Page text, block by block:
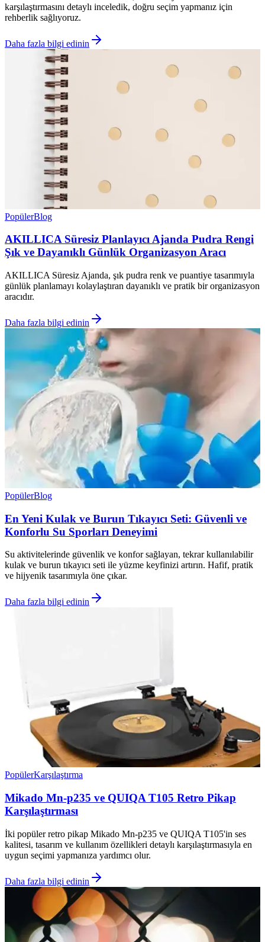
karşılaştırmasını detaylı inceledik, doğru seçim yapmanız için
rehberlik sağlıyoruz.
Daha fazla bilgi edinin
PopülerBlog
AKILLICA Süresiz Planlayıcı Ajanda Pudra Rengi
Şık ve Dayanıklı Günlük Organizasyon Aracı
AKILLICA Süresiz Ajanda, şık pudra renk ve puantiye tasarımıyla
günlük planlamayı kolaylaştıran dayanıklı ve pratik bir organizasyon
aracıdır.
Daha fazla bilgi edinin
PopülerBlog
En Yeni Kulak ve Burun Tıkayıcı Seti: Güvenli ve
Konforlu Su Sporları Deneyimi
Su aktivitelerinde güvenlik ve konfor sağlayan, tekrar kullanılabilir
kulak ve burun tıkayıcı seti ile yüzme keyfinizi artırın. Hafif, pratik
ve hijyenik tasarımıyla öne çıkar.
Daha fazla bilgi edinin
PopülerKarşılaştırma
Mikado Mn-p235 ve QUIQA T105 Retro Pikap
Karşılaştırması
İki popüler retro pikap Mikado Mn-p235 ve QUIQA T105'in ses
kalitesi, tasarım ve kullanım özellikleri detaylı karşılaştırmasıyla en
uygun seçimi yapmanıza yardımcı olur.
Daha fazla bilgi edinin